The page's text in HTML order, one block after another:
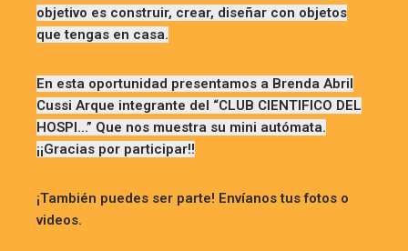
objetivo es construir, crear, diseñar con objetos
que tengas en casa.
En esta oportunidad presentamos a Brenda Abril
Cussi Arque integrante del “CLUB CIENTIFICO DEL
HOSPI…” Que nos muestra su mini autómata.
¡¡Gracias por participar!!
¡También puedes ser parte! Envíanos tus fotos o
videos.